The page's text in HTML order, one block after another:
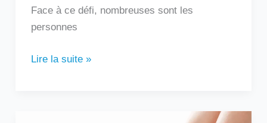
Face à ce défi, nombreuses sont les
personnes
Lire la suite »